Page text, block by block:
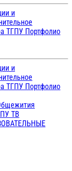
и
ТГПУ Портфолио
и
ТГПУ Портфолио
ТВ